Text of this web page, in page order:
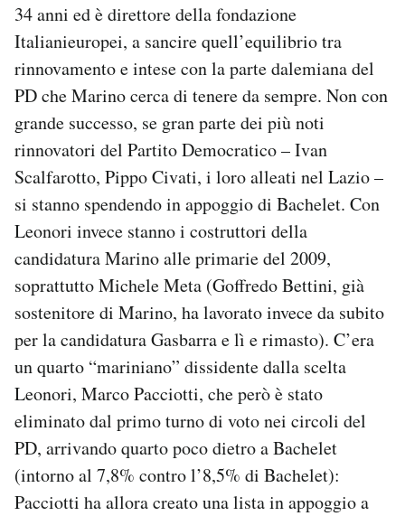
34 anni ed è direttore della fondazione
Italianieuropei, a sancire quell’equilibrio tra
rinnovamento e intese con la parte dalemiana del
PD che Marino cerca di tenere da sempre. Non con
grande successo, se gran parte dei più noti
rinnovatori del Partito Democratico – Ivan
Scalfarotto, Pippo Civati, i loro alleati nel Lazio –
si stanno spendendo in appoggio di Bachelet. Con
Leonori invece stanno i costruttori della
candidatura Marino alle primarie del 2009,
soprattutto Michele Meta (Goffredo Bettini, già
sostenitore di Marino, ha lavorato invece da subito
per la candidatura Gasbarra e lì e rimasto). C’era
un quarto “mariniano” dissidente dalla scelta
Leonori, Marco Pacciotti, che però è stato
eliminato dal primo turno di voto nei circoli del
PD, arrivando quarto poco dietro a Bachelet
(intorno al 7,8% contro l’8,5% di Bachelet):
Pacciotti ha allora creato una lista in appoggio a